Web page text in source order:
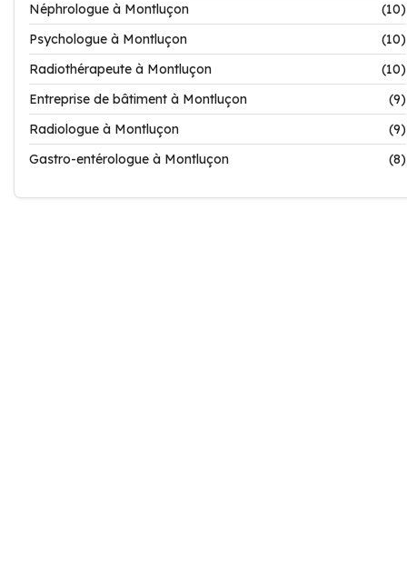
Néphrologue à Montluçon
(10)
Psychologue à Montluçon
(10)
Radiothérapeute à Montluçon
(10)
Entreprise de bâtiment à Montluçon
(9)
Radiologue à Montluçon
(9)
Gastro-entérologue à Montluçon
(8)